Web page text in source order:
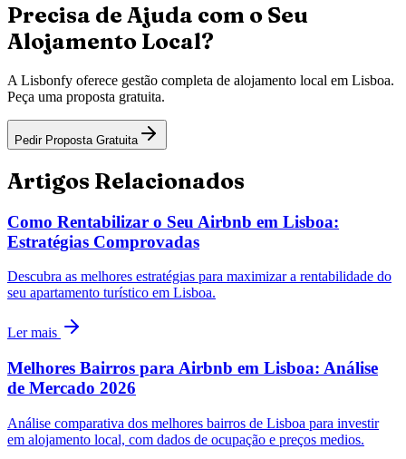
Precisa de Ajuda com o Seu
Alojamento Local?
A Lisbonfy oferece gestão completa de alojamento local em Lisboa.
Peça uma proposta gratuita.
Pedir Proposta Gratuita
Artigos Relacionados
Como Rentabilizar o Seu Airbnb em Lisboa:
Estratégias Comprovadas
Descubra as melhores estratégias para maximizar a rentabilidade do
seu apartamento turístico em Lisboa.
Ler mais
Melhores Bairros para Airbnb em Lisboa: Análise
de Mercado 2026
Análise comparativa dos melhores bairros de Lisboa para investir
em alojamento local, com dados de ocupação e preços medios.